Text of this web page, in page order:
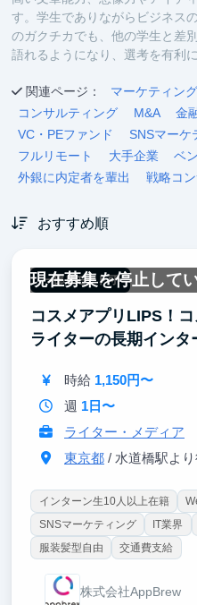
す。学生でありながらビジネス
のガクチカでも、他の学生と差
語れるようになり、選考を有利
関連ページ： マーケティング
コンサルティング
M&A
金
VC・PEファンド
SNSマーケ
フルリモート
大手企業
ベ
外銀に内定者を輩出
戦略コ
おすすめ順
現在募集を停止して
一部リモート可
コスメアプリLIPS！
ライターの長期インタ
時給 1,150円〜
週 1日〜
ライター・メディア
東京都/ 水道橋駅より
インターン生10人以上在籍
SNSマーケティング
IT業界
服装髪型自由
交通費支給
株式会社AppBrew